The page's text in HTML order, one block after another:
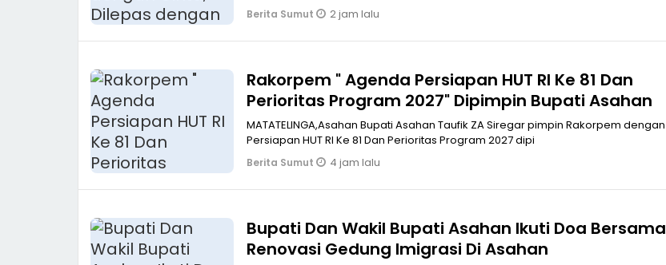
Berita Sumut 2 jam lalu
Rakorpem " Agenda Persiapan HUT RI Ke 81 Dan
Perioritas Program 2027" Dipimpin Bupati Asahan
MATATELINGA,Asahan Bupati Asahan Taufik ZA Siregar pimpin Rakorpem dengan agenda
Persiapan HUT RI Ke 81 Dan Perioritas Program 2027 dipi
Berita Sumut 4 jam lalu
Bupati Dan Wakil Bupati Asahan Ikuti Doa Bersama
Renovasi Gedung Imigrasi Di Asahan